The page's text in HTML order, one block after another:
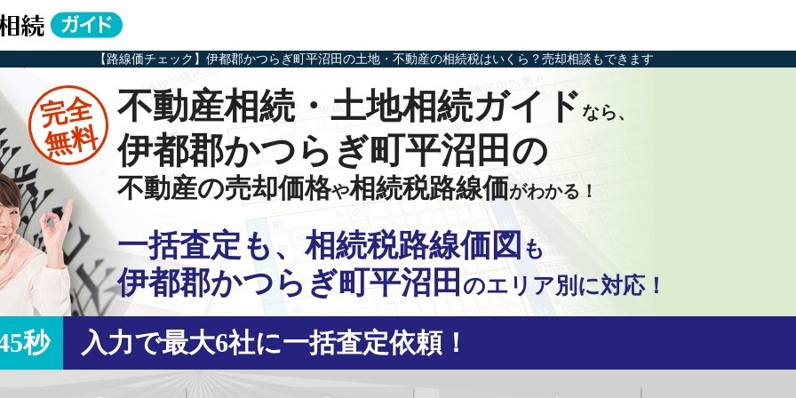
【路線価チェック】伊都郡かつらぎ町平沼田の土地・不動産の相続税はいくら？売却相談もできます
完全
無料
不動産相続・土地相続ガイドなら、
伊都郡かつらぎ町平沼田の
不動産の売却価格や相続税路線価がわかる！
一括査定も、相続税路線価図 も
伊都郡かつらぎ町平沼田 のエリア別に対応！
秒 入力で最大6社に一括査定依頼！